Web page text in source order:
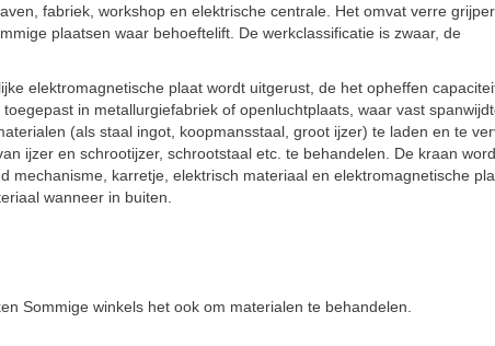
fabriek, workshop en elektrische centrale. Het omvat verre
plaatsen waar behoeftelift. De werkclassificatie is zwaar, de
elektromagnetische plaat wordt uitgerust, de het opheffen
in metallurgiefabriek of openluchtplaats, waar vast
(als staal ingot, koopmansstaal, groot ijzer) te laden en te
ijzer en schrootijzer, schrootstaal etc. te behandelen. De kraan
mechanisme, karretje, elektrisch materiaal en elektromagnetische
wanneer in buiten.
Sommige winkels het ook om materialen te behandelen.